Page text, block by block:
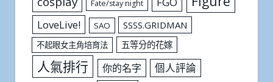
Fate/stay night
LoveLive! SAO SSSS.GRIDMAN
不起眼女主角培育法 五等分的花嫁
人氣排行 你的名字 個人評論